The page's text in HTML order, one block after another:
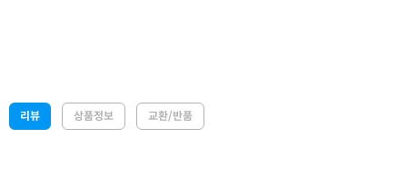
리뷰 상품정보 교환/반품